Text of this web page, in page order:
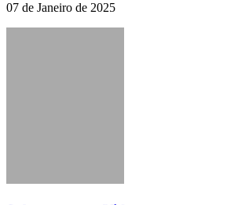
07 de Janeiro de 2025